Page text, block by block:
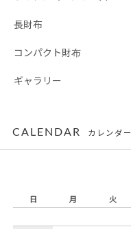
長財布
コンパクト財布
ギャラリー
CALENDAR カレンダー
日
月 火